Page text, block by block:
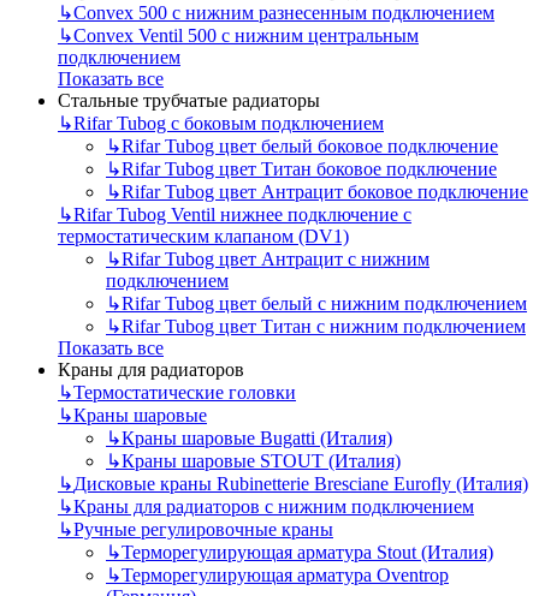
↳Convex 500 с нижним разнесенным подключением
↳Convex Ventil 500 с нижним центральным
подключением
Показать все
Стальные трубчатые радиаторы
↳Rifar Tubog с боковым подключением
↳Rifar Tubog цвет белый боковое подключение
↳Rifar Tubog цвет Титан боковое подключение
↳Rifar Tubog цвет Антрацит боковое подключение
↳Rifar Tubog Ventil нижнее подключение с
термостатическим клапаном (DV1)
↳Rifar Tubog цвет Антрацит с нижним
подключением
↳Rifar Tubog цвет белый с нижним подключением
↳Rifar Tubog цвет Титан с нижним подключением
Показать все
Краны для радиаторов
↳Термостатические головки
↳Краны шаровые
↳Краны шаровые Bugatti (Италия)
↳Краны шаровые STOUT (Италия)
↳Дисковые краны Rubinetterie Bresciane Eurofly (Италия)
↳Краны для радиаторов с нижним подключением
↳Ручные регулировочные краны
↳Терморегулирующая арматура Stout (Италия)
↳Терморегулирующая арматура Oventrop